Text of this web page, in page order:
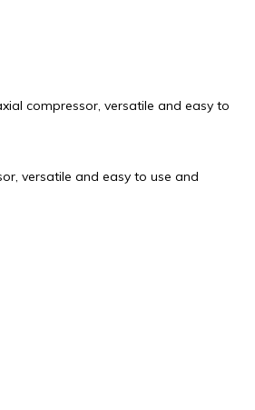
compressor, versatile and easy to
versatile and easy to use and